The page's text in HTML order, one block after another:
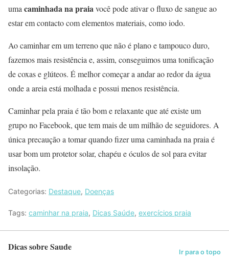
uma caminhada na praiavocê pode ativar o fluxo de sangue ao
estar em contacto com elementos materiais, como iodo.
Ao caminhar em um terreno que não é plano e tampouco duro,
fazemos mais resistência e, assim, conseguimos uma tonificação
de coxas e glúteos. É melhor começar a andar ao redor da água
onde a areia está molhada e possui menos resistência.
Caminhar pela praia é tão bom e relaxante que até existe um
grupo no Facebook, que tem mais de um milhão de seguidores. A
única precaução a tomar quando fizer uma caminhada na praia é
usar bom um protetor solar, chapéu e óculos de sol para evitar
insolação.
Categorias: Destaque, Doenças
Tags: caminhar na praia, Dicas Saúde, exercícios praia
Dicas sobre Saude Ir para o topo